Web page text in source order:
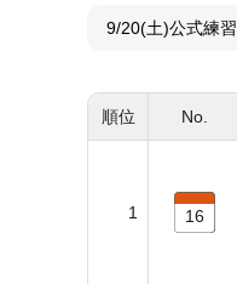
9/20(土)公式練習
順位 No.
1 16